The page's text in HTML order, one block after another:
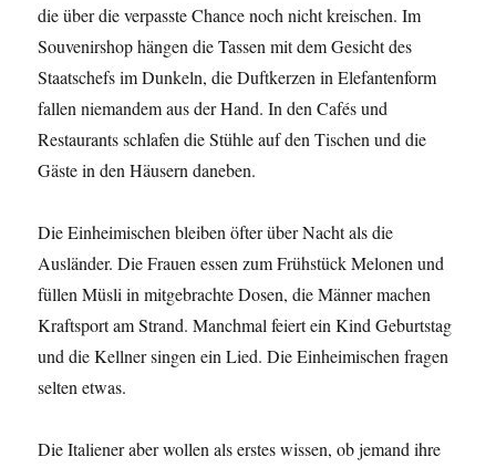
die über die verpasste Chance noch nicht kreischen. Im
Souvenirshop hängen die Tassen mit dem Gesicht des
Staatschefs im Dunkeln, die Duftkerzen in Elefantenform
fallen niemandem aus der Hand. In den Cafés und
Restaurants schlafen die Stühle auf den Tischen und die
Gäste in den Häusern daneben.
Die Einheimischen bleiben öfter über Nacht als die
Ausländer. Die Frauen essen zum Frühstück Melonen und
füllen Müsli in mitgebrachte Dosen, die Männer machen
Kraftsport am Strand. Manchmal feiert ein Kind Geburtstag
und die Kellner singen ein Lied. Die Einheimischen fragen
selten etwas.
Die Italiener aber wollen als erstes wissen, ob jemand ihre